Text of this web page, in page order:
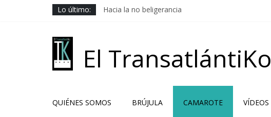
Lo último:
Hacia la no beligerancia
Solución libanesa
El TransatlántiKo
QUIÉNES SOMOS BRÚJULA CAMAROTE VÍDEOS